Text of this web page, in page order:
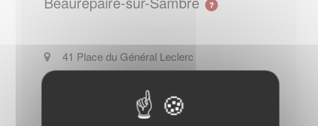
41 Place du Général Leclerc
+33 (0)3 27 59 32 51
Site officiel de l Office de tourisme